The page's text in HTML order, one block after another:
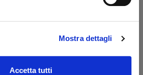
Mostra dettagli
Accetta tutti
Oil tank PBS Palfinger